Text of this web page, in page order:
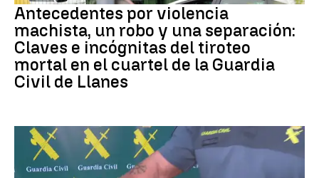
Antecedentes por violencia
machista, un robo y una separación:
Claves e incógnitas del tiroteo
mortal en el cuartel de la Guardia
Civil de Llanes